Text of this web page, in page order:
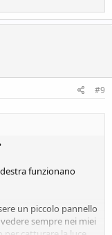
#9
funzionano
un piccolo pannello
sempre nei miei